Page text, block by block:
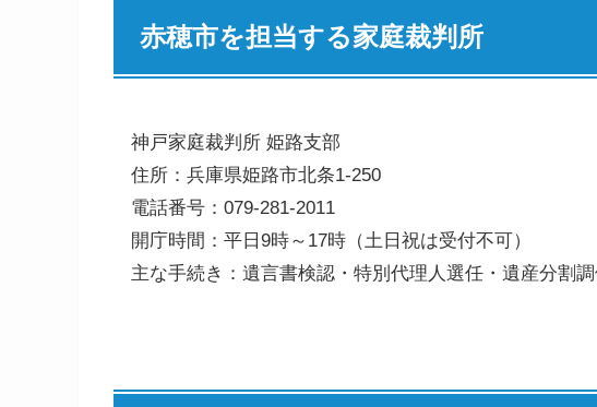
赤穂市を担当する家庭裁判所
神戸家庭裁判所 姫路支部
住所：兵庫県姫路市北条1-250
電話番号：079-281-2011
開庁時間：平日9時～17時（土日祝は受付不可）
主な手続き：遺言書検認・特別代理人選任・遺産分割